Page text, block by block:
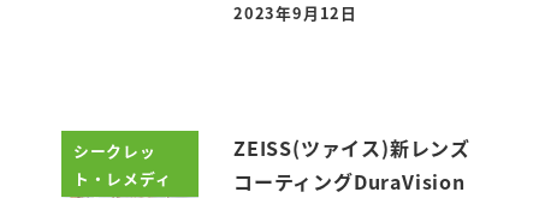
投稿日
2023年9月12日
シークレッ
ト・レメディ
ZEISS(ツァイス)新レンズ
コーティングDuraVision